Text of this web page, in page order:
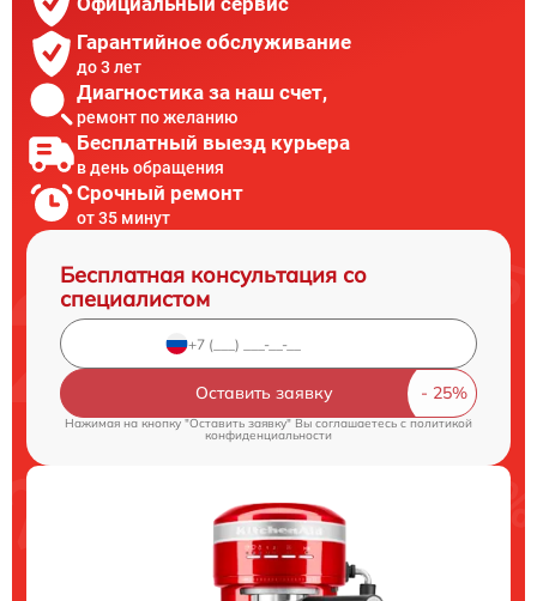
Гарантийное обслуживание
до 3 лет
Диагностика за наш счет,
ремонт по желанию
Бесплатный выезд курьера
в день обращения
Срочный ремонт
от 35 минут
Бесплатная консультация со
специалистом
Оставить заявку
Нажимая на кнопку "Оставить заявку" Вы соглашаетесь cполитикой
конфиденциальности